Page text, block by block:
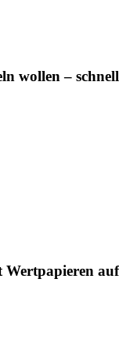
wollen – schnell
auf